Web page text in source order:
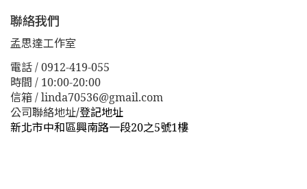
聯絡我們
孟思達工作室
電話 / 0912-419-055
時間 / 10:00-20:00
信箱 / linda70536@gmail.com
公司聯絡地址/登記地址
新北市中和區興南路一段20之5號1樓